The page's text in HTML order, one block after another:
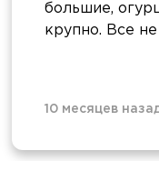
большие,
крупно. Все
10 месяцев